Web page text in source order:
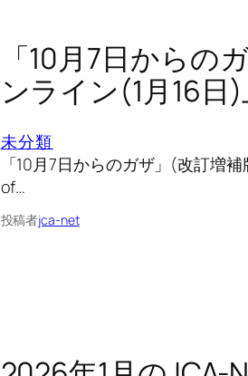
「10月7日からの
ンライン(1月16日
未分類
「10月7日からのガザ」(改訂増
of…
投稿者jca-net